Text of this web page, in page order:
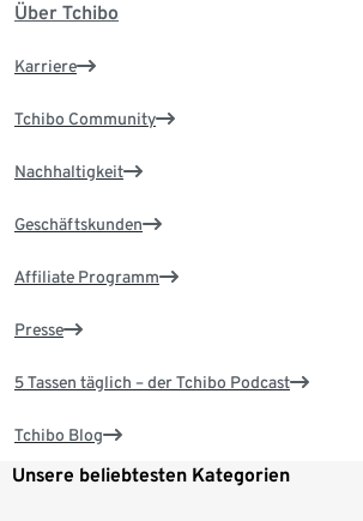
Über Tchibo
Karriere
Tchibo Community
Nachhaltigkeit
Geschäftskunden
Affiliate Programm
Presse
5 Tassen täglich – der Tchibo Podcast
Tchibo Blog
Unsere beliebtesten Kategorien